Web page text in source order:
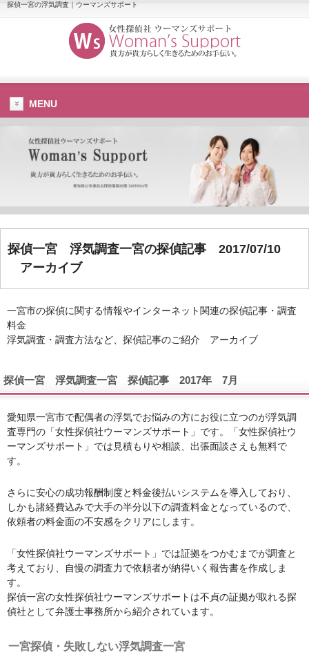
探偵一宮の浮気調査｜ウーマンズサポート
MENU
探偵一宮 浮気調査一宮の探偵記事 2017/07/10
アーカイブ
一宮市の探偵に関する情報やインターネット関連の探偵記事・調査
料金
浮気調査・調査方法など、探偵記事のご紹介 アーカイブ
探偵一宮 浮気調査一宮 探偵記事 2017年 7月
愛知県一宮市で配偶者の浮気でお悩みの方にお役に立つのが浮気調
査専門の「女性探偵社ウーマンズサポート」です。「女性探偵社ウ
ーマンズサポート」では見積もりや相談、出張面談さえも無料で
す。
さらに安心の成功報酬制度と料金後払いシステムを導入しており、
しかも諸経費込みで大手の半分以下の調査料金となっているので、
依頼者の料金面の不安感をクリアにします。
「女性探偵社ウーマンズサポート」では証拠をつかむまでが調査と
考えており、自慢の調査力で依頼者が納得いく報告書を作成しま
す。
探偵一宮の女性探偵社ウーマンズサポートは不貞の証拠が取れる探
偵社として弁護士事務所から紹介されています。
一宮探偵・失敗しない浮気調査一宮